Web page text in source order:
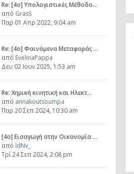
Re: [4ο] Υπολογιστικές Μέθοδο…
από GrasS
Παρ 01 Απρ 2022, 9:04 am
Re: [4ο] Φαινόμενα Μεταφοράς …
από EvelinaPappa
Δευ 02 Ιουν 2025, 1:53 am
Re: Χημική κινητική και Ηλεκτ…
από annakoutsoumpa
Παρ 20 Σεπ 2024, 10:30 am
[4ο] Εισαγωγή στην Οικονομία …
από ldNv_
Τρί 24 Σεπ 2024, 2:08 pm